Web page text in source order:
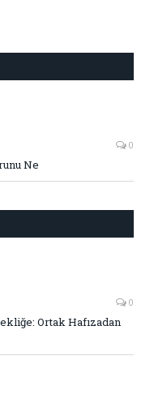
0
Ne
0
Ortak Hafızadan